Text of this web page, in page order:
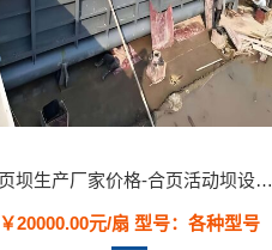
合页坝生产厂家价格-合页活动坝设计安装方案定制
￥20000.00元/扇型号：各种型号